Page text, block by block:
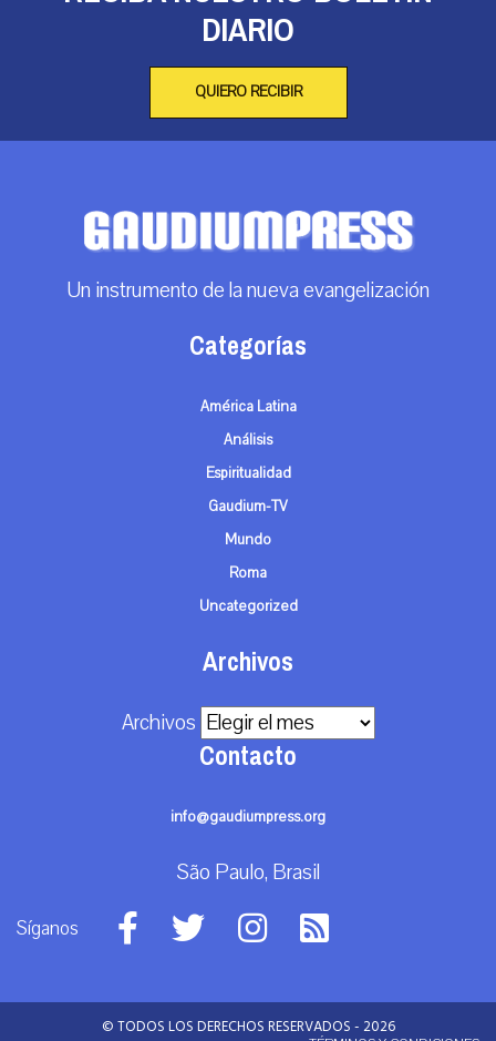
DIARIO
QUIERO RECIBIR
Un instrumento de la nueva evangelización
Categorías
América Latina
Análisis
Espiritualidad
Gaudium-TV
Mundo
Roma
Uncategorized
Archivos
Archivos
Contacto
info@gaudiumpress.org
São Paulo, Brasil
Síganos
© TODOS LOS DERECHOS RESERVADOS - 2026